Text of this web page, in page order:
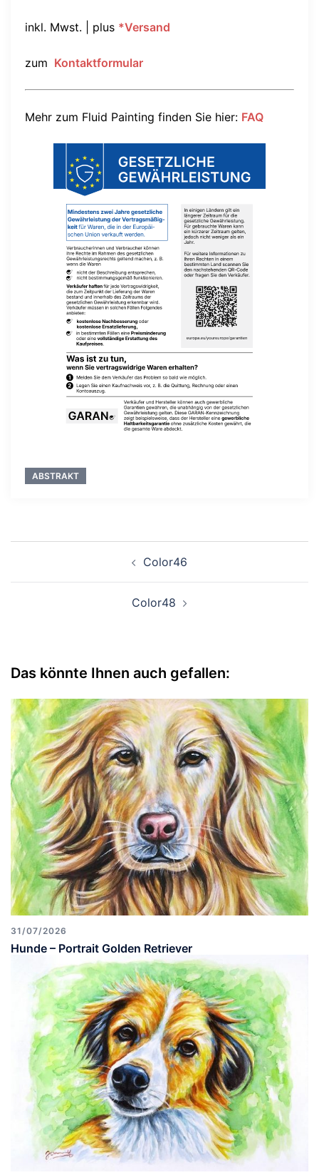
inkl. Mwst. | plus *Versand
zum Kontaktformular
Mehr zum Fluid Painting finden Sie hier: FAQ
ABSTRAKT
Color46
Color48
Das könnte Ihnen auch gefallen:
31/07/2026
Hunde – Portrait Golden Retriever